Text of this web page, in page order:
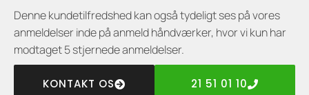
Denne kundetilfredshed kan også tydeligt ses på vores
anmeldelser inde på anmeld håndværker, hvor vi kun har
modtaget 5 stjernede anmeldelser.
KONTAKT OS 21 51 01 10